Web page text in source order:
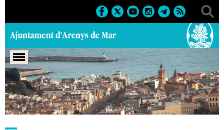
Portada > Regidories > Cultura > Agenda > 09-08-2014